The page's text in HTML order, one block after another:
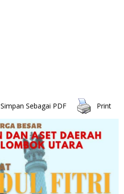
Simpan Sebagai PDF Print